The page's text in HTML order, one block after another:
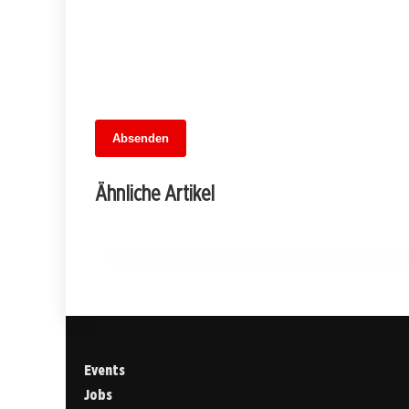
Absenden
Ähnliche Artikel
MuseumsMeileMitte: Berlins neues
kulturelles Herz schlägt am
Events
Jobs